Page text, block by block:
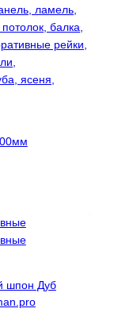
шпон Дуб